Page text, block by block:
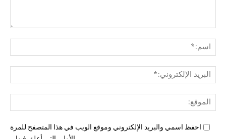
احفظ اسمي والبريد الإلكتروني وموقع الويب في هذا المتصفح للمرة